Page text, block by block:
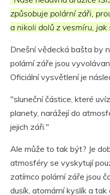
způsobuje polární záři,
a nikoli dolů z vesmíru,
Dnešní vědecká bašta by
polární záře jsou
Oficiální vysvětlení je
"sluneční částice, které
planety, narážejí do
jejich záři."
Ale může to tak být? Je
atmosféry se vyskytují
zatímco polární záře jsou
dusík, atomární kyslík a